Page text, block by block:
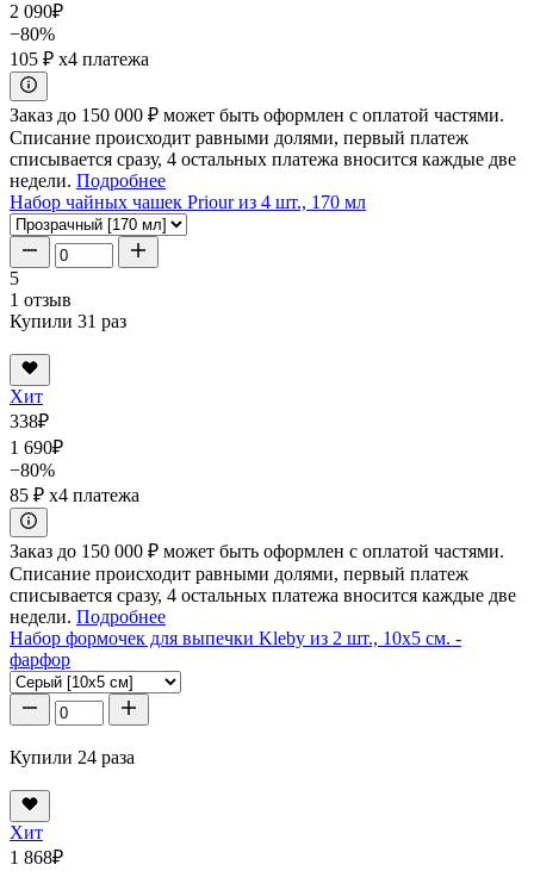
2 090₽
−80%
105 ₽ x4 платежа
Заказ до 150 000 ₽ может быть оформлен с оплатой частями.
Списание происходит равными долями, первый платеж
списывается сразу, 4 остальных платежа вносится каждые две
недели. Подробнее
Набор чайных чашек Priour из 4 шт., 170 мл
5
1 отзыв
Купили 31 раз
Хит
338₽
1 690₽
−80%
85 ₽ x4 платежа
Заказ до 150 000 ₽ может быть оформлен с оплатой частями.
Списание происходит равными долями, первый платеж
списывается сразу, 4 остальных платежа вносится каждые две
недели. Подробнее
Набор формочек для выпечки Kleby из 2 шт., 10x5 см. -
фарфор
Купили 24 раза
Хит
1 868₽